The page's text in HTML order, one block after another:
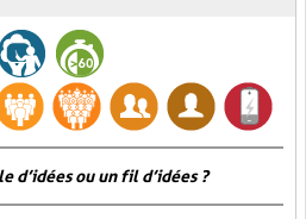
d’idées ou un fil d’idées ?